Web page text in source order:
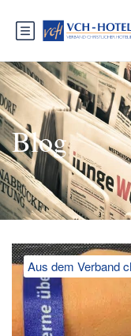
Blog
Aus dem Verband